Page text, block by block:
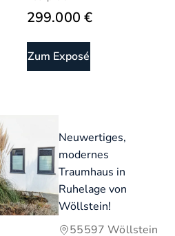
299.000 €
Zum Exposé
Neuwertiges,
modernes
Traumhaus in
Ruhelage von
Wöllstein!
55597 Wöllstein